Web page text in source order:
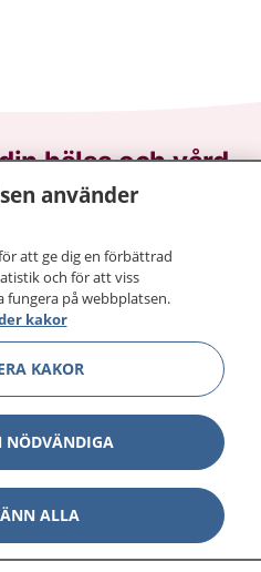
hälsa och vård
och information om
och göra dina
1177 för
runt.
må bättre.
Visa
Visa
använder
att ge dig en förbättrad
och för att viss
på webbplatsen.
kakor
KAKOR
NÖDVÄNDIGA
ALLA